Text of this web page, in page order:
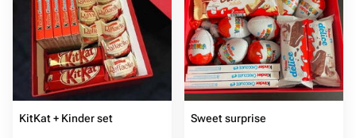
KitKat + Kinder set Sweet surprise